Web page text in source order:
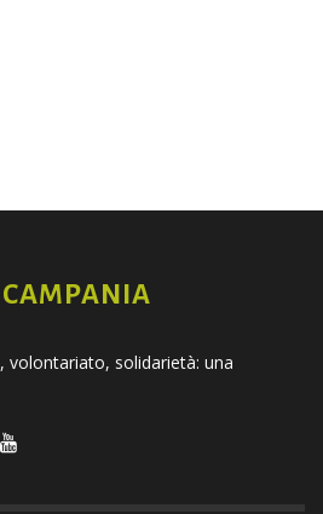
volontariato, solidarietà: una